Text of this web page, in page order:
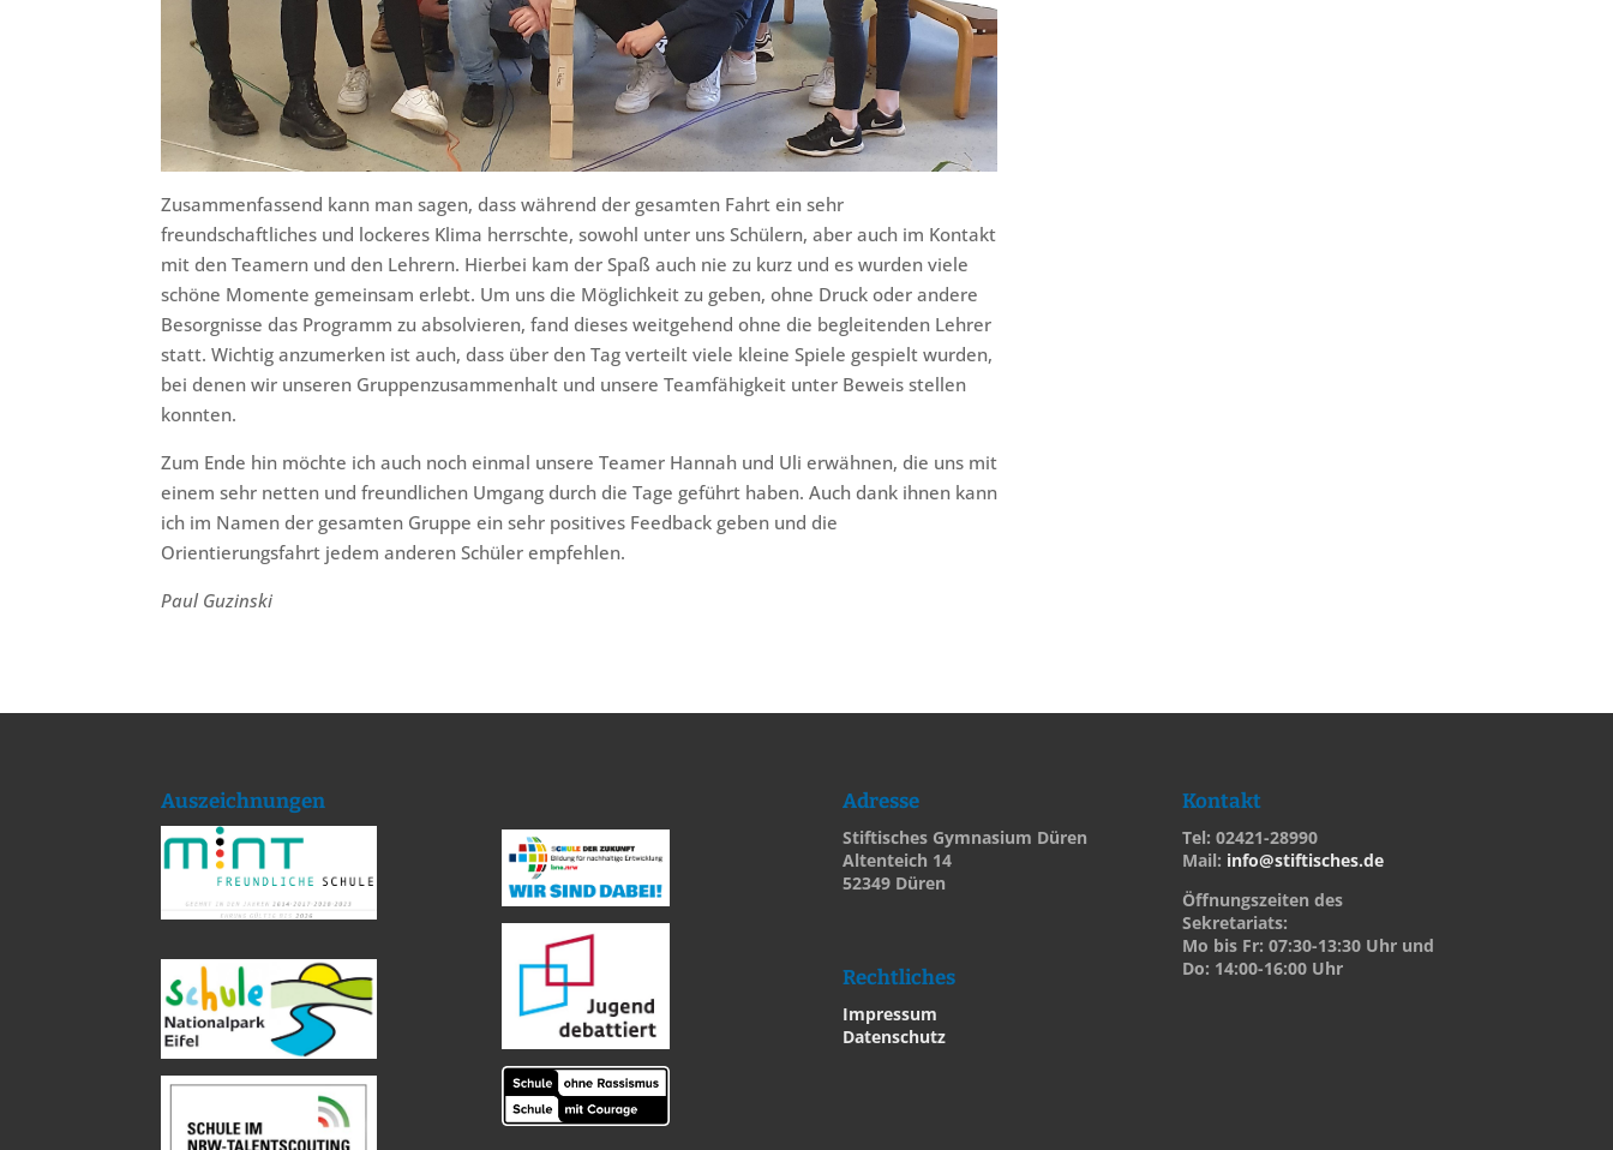
Zusammenfassend kann man sagen, dass während der gesamten Fahrt ein sehr
freundschaftliches und lockeres Klima herrschte, sowohl unter uns Schülern, aber auch im Kontakt
mit den Teamern und den Lehrern. Hierbei kam der Spaß auch nie zu kurz und es wurden viele
schöne Momente gemeinsam erlebt. Um uns die Möglichkeit zu geben, ohne Druck oder andere
Besorgnisse das Programm zu absolvieren, fand dieses weitgehend ohne die begleitenden Lehrer
statt. Wichtig anzumerken ist auch, dass über den Tag verteilt viele kleine Spiele gespielt wurden,
bei denen wir unseren Gruppenzusammenhalt und unsere Teamfähigkeit unter Beweis stellen
konnten.
Zum Ende hin möchte ich auch noch einmal unsere Teamer Hannah und Uli erwähnen, die uns mit
einem sehr netten und freundlichen Umgang durch die Tage geführt haben. Auch dank ihnen kann
ich im Namen der gesamten Gruppe ein sehr positives Feedback geben und die
Orientierungsfahrt jedem anderen Schüler empfehlen.
Paul Guzinski
Auszeichnungen Adresse
Stiftisches Gymnasium Düren
Altenteich 14
52349 Düren
Rechtliches
Impressum
Datenschutz
Kontakt
Tel: 02421-28990
Mail: info@stiftisches.de
Öffnungszeiten des
Sekretariats:
Mo bis Fr: 07:30-13:30 Uhr und
Do: 14:00-16:00 Uhr